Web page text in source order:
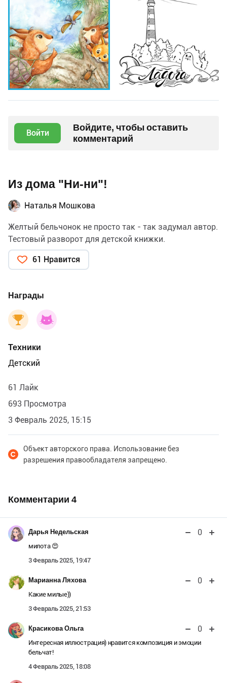
Войти
Войдите, чтобы оставить
комментарий
Из дома "Ни-ни"!
Наталья Мошкова
Желтый бельчонок не просто так - так задумал автор.
Тестовый разворот для детской книжки.
61 Нравится
Награды
Техники
Детский
61 Лайк
693 Просмотра
3 Февраль 2025, 15:15
Объект авторского права. Использование без
разрешения правообладателя запрещено.
Комментарии 4
Дарья Недельская 0
милота 😍
3 Февраль 2025, 19:47
Марианна Ляхова 0
Какие милые))
3 Февраль 2025, 21:53
Красикова Ольга 0
Интересная иллюстрация) нравится композиция и эмоции
бельчат!
4 Февраль 2025, 18:08